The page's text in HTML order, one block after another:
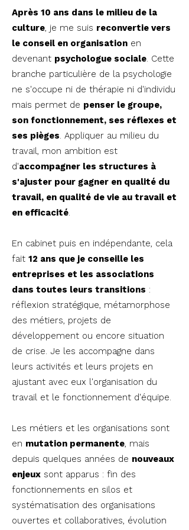
Après 10 ans dans le milieu de la
culture, je me suis reconvertie vers
le conseil en organisation en
devenant psychologue sociale. Cette
branche particulière de la psychologie
ne s'occupe ni de thérapie ni d'individu
mais permet de penser le groupe,
son fonctionnement, ses réflexes et
ses pièges. Appliquer au milieu du
travail, mon ambition est
d'accompagner les structures à
s'ajuster pour gagner en qualité du
travail, en qualité de vie au travail et
en efficacité.
En cabinet puis en indépendante, cela
fait 12 ans que je conseille les
entreprises et les associations
dans toutes leurs transitions :
réflexion stratégique, métamorphose
des métiers, projets de
développement ou encore situation
de crise. Je les accompagne dans
leurs activités et leurs projets en
ajustant avec eux l'organisation du
travail et le fonctionnement d'équipe.
Les métiers et les organisations sont
en mutation permanente, mais
depuis quelques années de nouveaux
enjeux sont apparus : fin des
fonctionnements en silos et
systématisation des organisations
ouvertes et collaboratives, évolution